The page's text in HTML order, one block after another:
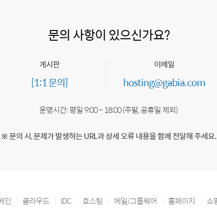
문의 사항이 있으신가요?
게시판
[1:1 문의]
이메일
hosting@gabia.com
운영시간: 평일 9:00 ~ 18:00 (주말, 공휴일 제외)
※ 문의 시, 문제가 발생하는 URL과 상세 오류 내용을 함께 전달해 주세요.
인 클라우드 IDC 호스팅 메일/그룹웨어 홈페이지 쇼